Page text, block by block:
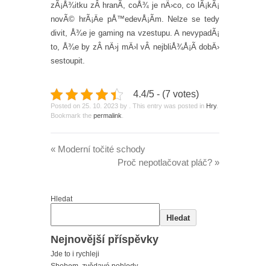
zÃ¡Å¾itku zÂ hranÃ­, coÅ¾ je nÄ›co, co lÃ¡kÃ¡
novÃ© hrÃ¡Äe pÅ™edevÅ¡Ã­m. Nelze se tedy
divit, Å¾e je gaming na vzestupu. A nevypadÃ¡
to, Å¾e by zÂ nÄ›j mÄ›l vÂ nejbliÅ¾Å¡Ã­ dobÄ›
sestoupit.
4.4/5 - (7 votes)
Posted on 25. 10. 2023 by . This entry was posted in Hry.
Bookmark the permalink.
« Moderní točité schody
Proč nepotlačovat pláč? »
Hledat
Hledat
Nejnovější příspěvky
Jde to i rychleji